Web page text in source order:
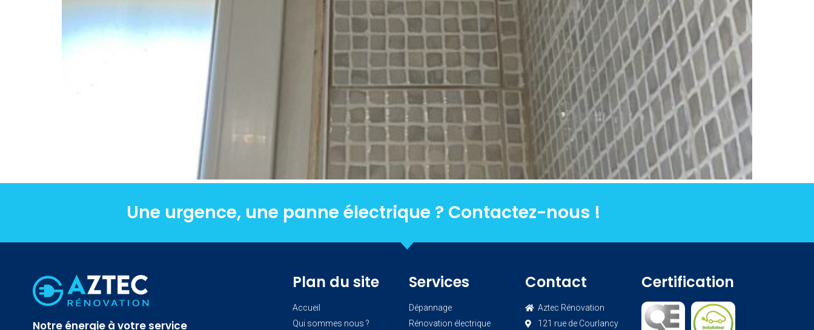
Une urgence, une panne électrique ? Contactez-nous !
Notre énergie à votre service
Plan du site
Accueil
Qui sommes nous ?
Services
Dépannage
Rénovation électrique
Contact
Aztec Rénovation
121 rue de Courlancy
Certification